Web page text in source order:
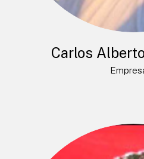
Carlos